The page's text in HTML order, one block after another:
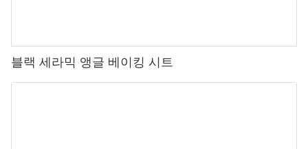
블랙 세라믹 앵글 베이킹 시트